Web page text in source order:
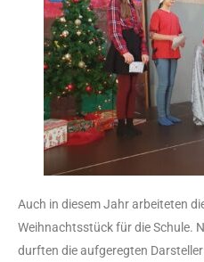
Auch in diesem Jahr arbeiteten
Weihnachtsstück für die Schule.
durften die aufgeregten